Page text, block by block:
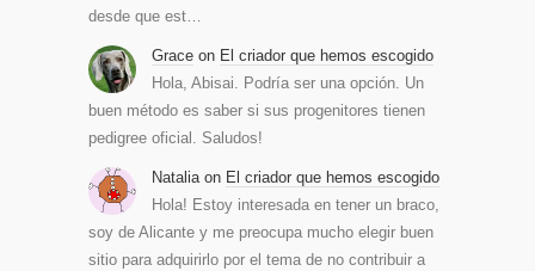
desde que est…
Grace on El criador que hemos escogido
Hola, Abisai. Podría ser una opción. Un
buen método es saber si sus progenitores tienen
pedigree oficial. Saludos!
Natalia on El criador que hemos escogido
Hola! Estoy interesada en tener un braco,
soy de Alicante y me preocupa mucho elegir buen
sitio para adquirirlo por el tema de no contribuir a